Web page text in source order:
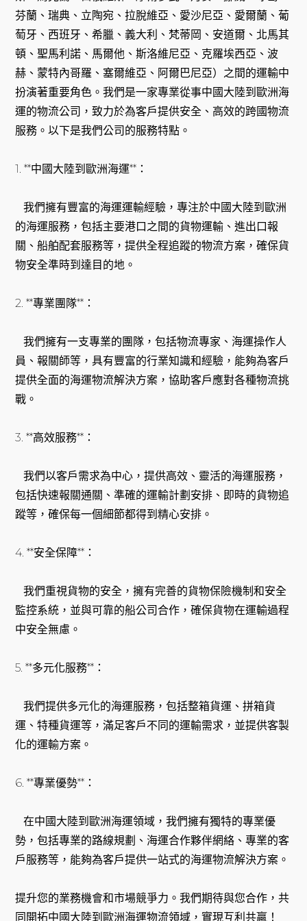
芬蘭、瑞典、立陶宛、拉脫維亞、愛沙尼亞、愛爾蘭、葡
萄牙、西班牙、希臘、義大利、梵蒂岡、安道爾、北馬其
頓、聖馬利諾、馬爾他、斯洛維尼亞、克羅埃西亞、波
赫、蒙特內哥羅、塞爾維亞、阿爾巴尼亞）之間的運輸中
扮演著重要角色。我們是一家專業從事中國大陸到歐洲海
運的物流公司，致力於為客戶提供安全、高效的跨國物流
服務。以下是我們公司的服務特點。
1. **中國大陸到歐洲海運**：
我們擁有豐富的海運運輸經驗，專注於中國大陸到歐洲
的海運服務，包括主要港口之間的貨物運輸、進出口報
關、船舶配套服務等，提供全程追蹤的物流方案，確保貨
物安全準時到達目的地。
2. **專業團隊**：
我們擁有一支專業的團隊，包括物流專家、海運操作人
員、報關師等，具有豐富的行業知識和經驗，能夠為客戶
提供全面的海運物流解決方案，協助客戶應對各種物流挑
戰。
3. **高效服務**：
我們以客戶需求為中心，提供高效、靈活的海運服務，
包括快速報關通關、準確的運輸計劃安排、即時的貨物追
蹤等，確保每一個細節都得到精心安排。
4. **安全保障**：
我們重視貨物的安全，擁有完善的貨物保險機制和安全
監控系統，並與可靠的船公司合作，確保貨物在運輸過程
中安全無慮。
5. **多元化服務**：
我們提供多元化的海運服務，包括整箱貨運、拼箱貨
運、特種貨運等，滿足客戶不同的運輸需求，並提供客製
化的運輸方案。
6. **專業優勢**：
在中國大陸到歐洲海運領域，我們擁有獨特的專業優
勢，包括專業的路線規劃、海運合作夥伴網絡、專業的客
戶服務等，能夠為客戶提供一站式的海運物流解決方案。
提升您的業務機會和市場競爭力。我們期待與您合作，共
同開拓中國大陸到歐洲海運物流領域，實現互利共贏！